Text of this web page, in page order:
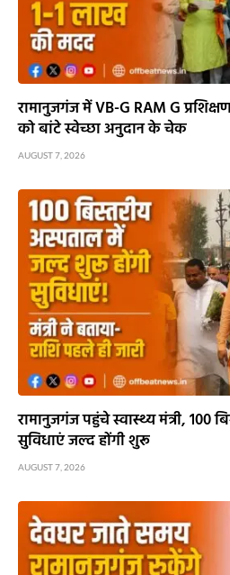
रामानुजगंज में VB-G RAM G प्रशिक्षण
को बांटे स्वेच्छा अनुदान के चेक
AUGUST 7, 2026
रामानुजगंज पहुंचे स्वास्थ्य मंत्री, 100
सुविधाएं जल्द होंगी शुरू
AUGUST 7, 2026